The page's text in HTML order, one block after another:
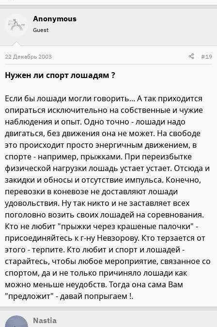
Anonymous
Guest
22 Декабрь 2003 #19
Нужен ли спорт лошадям ?
Если бы лошади могли говорить... А так приходится
опираться исключительно на собственные и чужие
наблюдения и опыт. Одно точно - лошади надо
двигаться, без движения она не может. На свободе
это происходит просто энергичным движением, в
спорте - например, прыжками. При переизбытке
физической нагрузки лошадь устает устает. Отсюда и
закидки и обносы и отсутствие импульса. Конечно,
перевозки в коневозе не доставляют лошади
удовольствия. Ну так никто и не заставляет всех
поголовно возить своих лошадей на соревнования.
Кто не любит "прыжки через крашеные палочки" -
присоединяйтесь к г-ну Невзорову. Кто терзается от
этого - терпите. Кто любит и спорт и лошадей -
старайтесь, чтобы любое мероприятие, связанное со
спортом, да и не только причиняло лошади как
можно меньше неудобств. Тогда она сама Вам
"предложит" - давай попрыгаем !.
Nastia